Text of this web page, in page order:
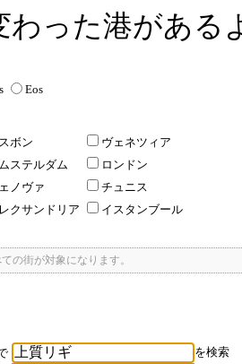
わった港がある
Eos
ボン
ヴェネツィア
ステルダム
ロンドン
ノヴァ
チュニス
クサンドリア
イスタンブール
の街が対象になります。
を検索